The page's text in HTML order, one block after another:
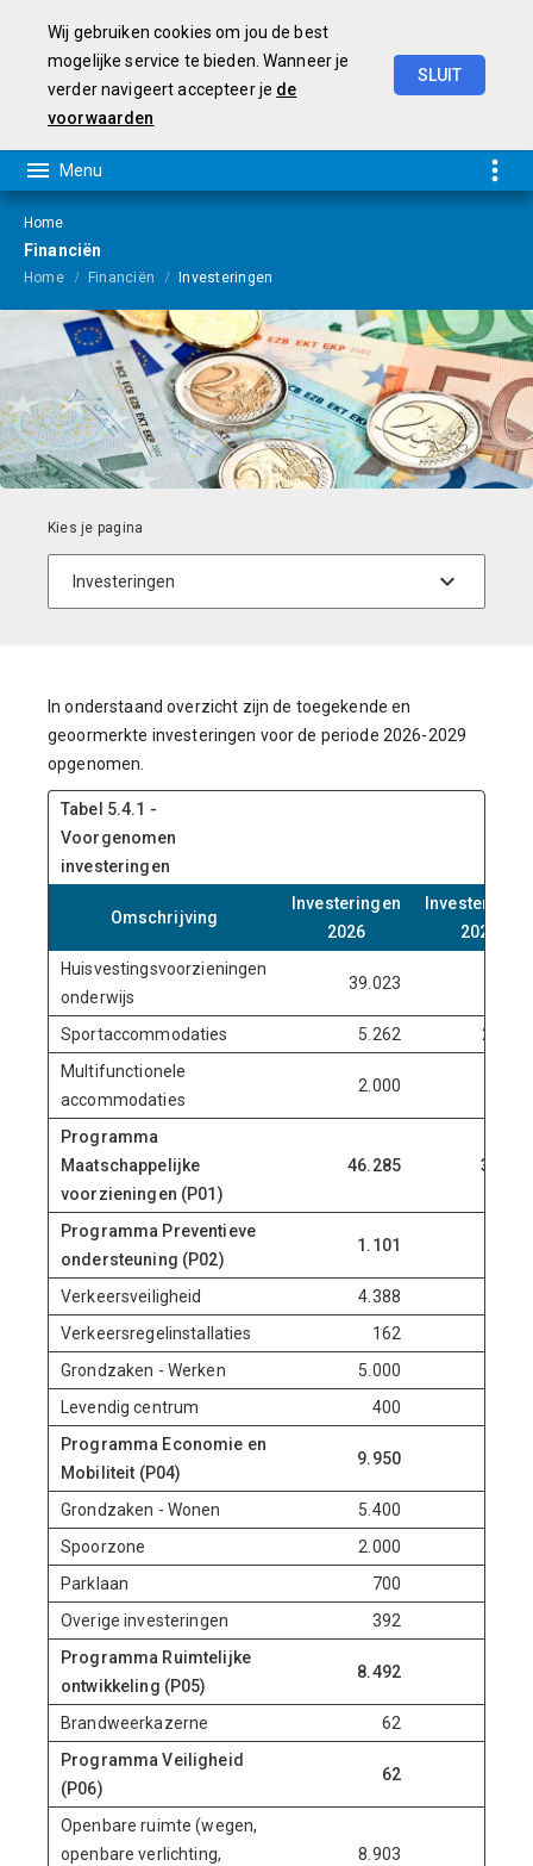
Wij gebruiken cookies om jou de best
mogelijke service te bieden. Wanneer je
verder navigeert accepteer je de
voorwaarden
SLUIT
Home
Financiën
Home Financiën Investeringen
In onderstaand overzicht zijn de toegekende en
geoormerkte investeringen voor de periode 2026-2029
opgenomen.
Tabel 5.4.1 -
Voorgenomen
investeringen
Omschrijving
Investeringen
2026
Investeringen
2027
Huisvestingsvoorzieningen
onderwijs
39.023
Sportaccommodaties 5.262
29.579
Multifunctionele
accommodaties
2.000
Programma
Maatschappelijke
voorzieningen (P01)
46.285 31.679
Programma Preventieve
ondersteuning (P02)
1.101
Verkeersveiligheid 4.388
Verkeersregelinstallaties
162
Grondzaken - Werken
5.000
Levendig centrum
400
Programma Economie en
Mobiliteit (P04)
9.950
Grondzaken - Wonen 5.400
Spoorzone
2.000
Parklaan
700
Overige investeringen
392
Programma Ruimtelijke
ontwikkeling (P05)
8.492
Brandweerkazerne 62
Programma Veiligheid
(P06)
62
Openbare ruimte (wegen,
openbare verlichting,
8.903